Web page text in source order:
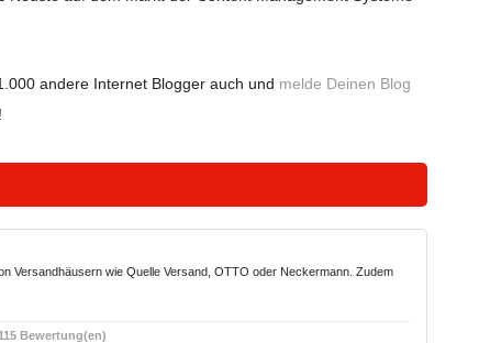
andere Internet Blogger auch und melde Deinen Blog
Versandhäusern wie Quelle Versand, OTTO oder Neckermann. Zudem
Bewertung(en)